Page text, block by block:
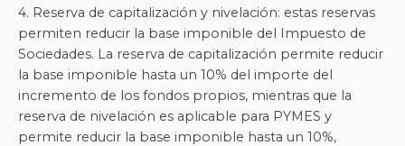
4. Reserva de capitalización y nivelación: estas reservas
permiten reducir la base imponible del Impuesto de
Sociedades. La reserva de capitalización permite reducir
la base imponible hasta un 10% del importe del
incremento de los fondos propios, mientras que la
reserva de nivelación es aplicable para PYMES y
permite reducir la base imponible hasta un 10%,